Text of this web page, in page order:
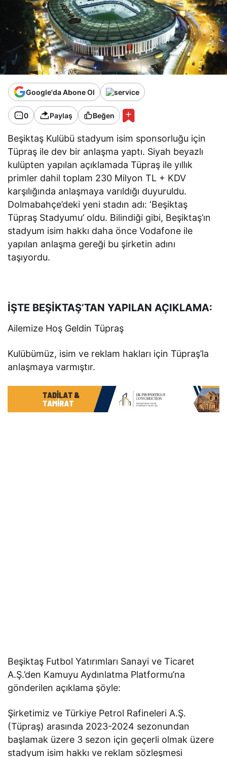
Google'da Abone Ol
0 Paylaş Beğen
Beşiktaş Kulübü stadyum isim sponsorluğu için
Tüpraş ile dev bir anlaşma yaptı. Siyah beyazlı
kulüpten yapılan açıklamada Tüpraş ile yıllık
primler dahil toplam 230 Milyon TL + KDV
karşılığında anlaşmaya varıldığı duyuruldu.
Dolmabahçe’deki yeni stadın adı: ‘Beşiktaş
Tüpraş Stadyumu’ oldu. Bilindiği gibi, Beşiktaş’ın
stadyum isim hakkı daha önce Vodafone ile
yapılan anlaşma gereği bu şirketin adını
taşıyordu.
İŞTE BEŞİKTAŞ’TAN YAPILAN AÇIKLAMA:
Ailemize Hoş Geldin Tüpraş
Kulübümüz, isim ve reklam hakları için Tüpraş’la
anlaşmaya varmıştır.
Beşiktaş Futbol Yatırımları Sanayi ve Ticaret
A.Ş.’den Kamuyu Aydınlatma Platformu’na
gönderilen açıklama şöyle:
Şirketimiz ve Türkiye Petrol Rafineleri A.Ş.
(Tüpraş) arasında 2023-2024 sezonundan
başlamak üzere 3 sezon için geçerli olmak üzere
stadyum isim hakkı ve reklam sözleşmesi